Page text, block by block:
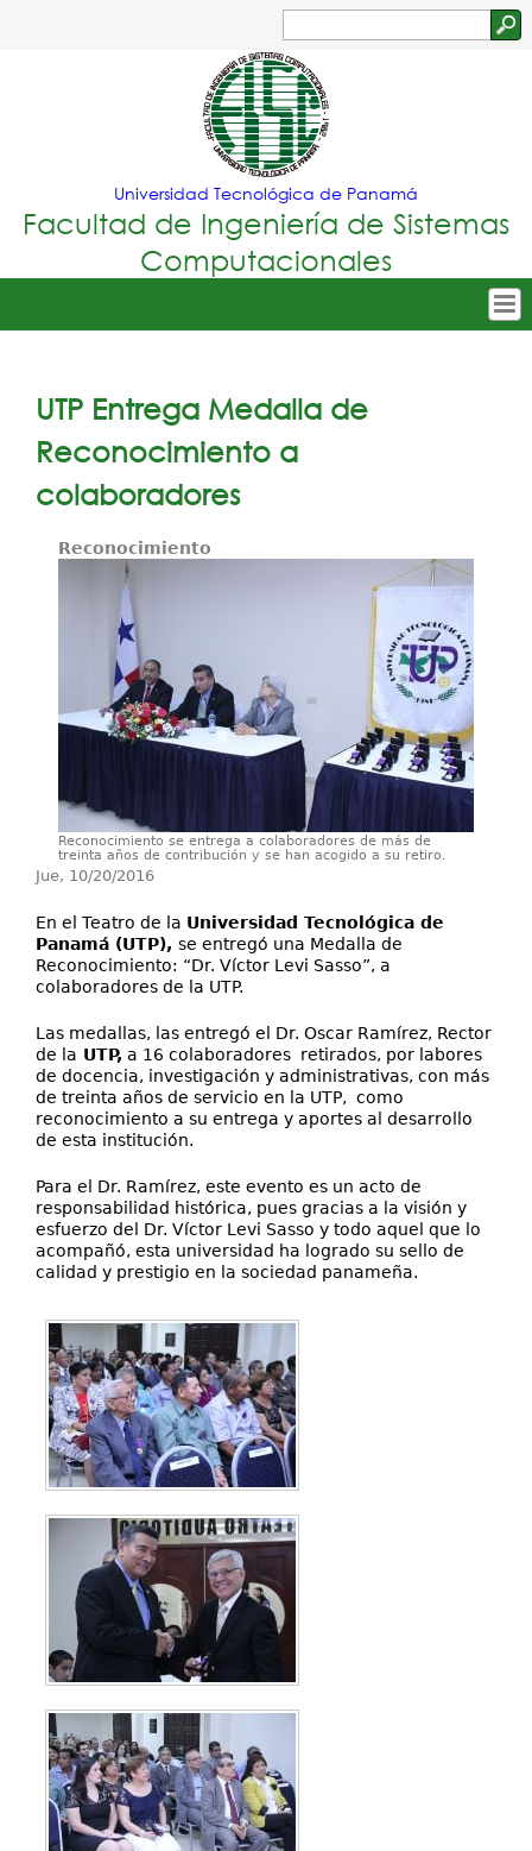
Jump to navigation
Formulario
de
búsqueda
Universidad Tecnológica de Panamá
Facultad de Ingeniería de Sistemas
Computacionales
Menu
Principal
Nuestra Facultad
Oferta Académica
UTP Entrega Medalla de
Reconocimiento a
colaboradores
Reconocimiento
Reconocimiento se entrega a colaboradores de más de
treinta años de contribución y se han acogido a su retiro.
Jue, 10/20/2016
En el Teatro de la Universidad Tecnológica de
Panamá (UTP), se entregó una Medalla de
Reconocimiento: “Dr. Víctor Levi Sasso”, a
colaboradores de la UTP.
Las medallas, las entregó el Dr. Oscar Ramírez, Rector
de la UTP, a 16 colaboradores retirados, por labores
de docencia, investigación y administrativas, con más
de treinta años de servicio en la UTP, como
reconocimiento a su entrega y aportes al desarrollo
de esta institución.
Para el Dr. Ramírez, este evento es un acto de
responsabilidad histórica, pues gracias a la visión y
esfuerzo del Dr. Víctor Levi Sasso y todo aquel que lo
acompañó, esta universidad ha logrado su sello de
calidad y prestigio en la sociedad panameña.